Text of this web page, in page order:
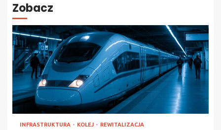
Zobacz
INFRASTRUKTURA KOLEJ REWITALIZACJA